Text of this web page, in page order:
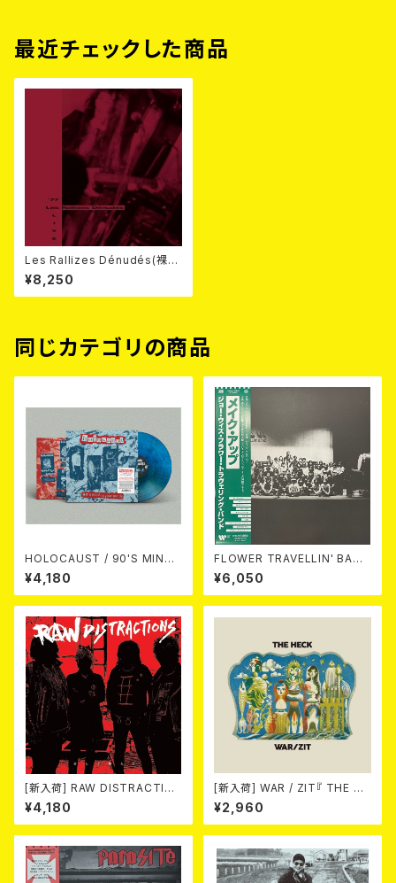
最近チェックした商品
Les Rallizes Dénudés(裸の
ラリーズ) / ’77 LIVE 3LP
¥8,250
同じカテゴリの商品
HOLOCAUST / 90'S MIND I
N YOUR MINDS (※LTD.150
SWIRL BLUE VINYL)
¥4,180
FLOWER TRAVELLIN' BAND
¥6,050
[新入荷] RAW DISTRACTIO
NS / 奇しく燃える (LP)
¥4,180
[新入荷] WAR / ZIT『 THE HE
CK( 12") 』
¥2,960